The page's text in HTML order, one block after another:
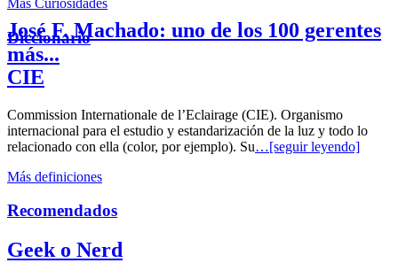
José F. Machado: uno de los 100 gerentes
más...
Más Curiosidades
Diccionario
CIE
Commission Internationale de l’Eclairage (CIE). Organismo
internacional para el estudio y estandarización de la luz y todo lo
relacionado con ella (color, por ejemplo). Su…[seguir leyendo]
Más definiciones
Recomendados
Geek o Nerd